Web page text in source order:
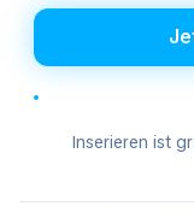
Inserieren ist